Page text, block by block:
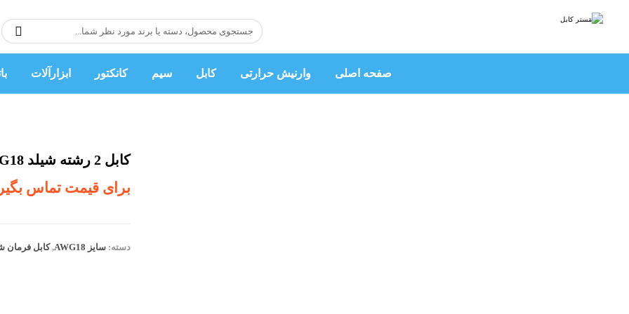
صفحه اصلی وارنیش حرارتی کابل سیم کانکتور ابزارآلات
کابل 2 رشته شیلد AWG18-حلقه 100متری
برای قیمت تماس
دسته:سایز AWG18 ,کابل فرمان